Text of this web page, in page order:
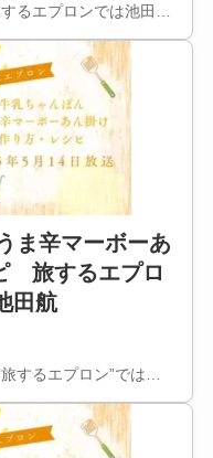
るエプロンでは池田…
ま辛マーボーあ
旅するエプロ
田航
するエプロン”では…